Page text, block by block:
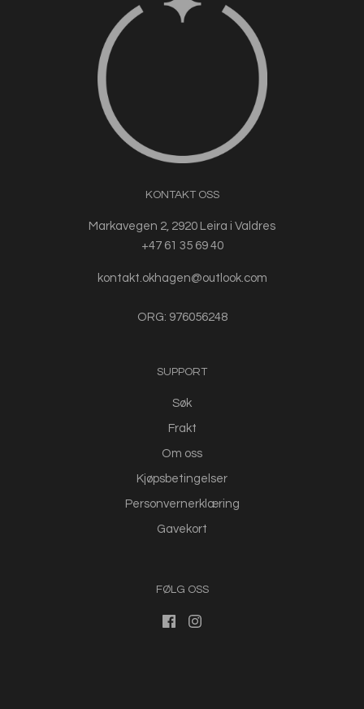
KONTAKT OSS
Markavegen 2, 2920 Leira i Valdres
+47 61 35 69 40
kontakt.okhagen@outlook.com
ORG: 976056248
SUPPORT
Søk
Frakt
Om oss
Kjøpsbetingelser
Personvernerklæring
Gavekort
FØLG OSS